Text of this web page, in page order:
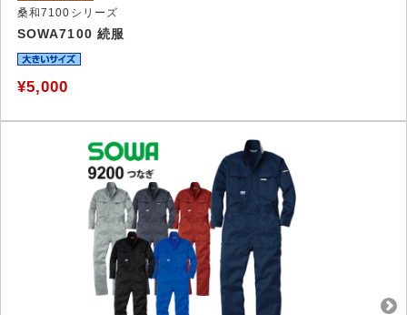
桑和7100シリーズ
SOWA7100 続服
¥5,000